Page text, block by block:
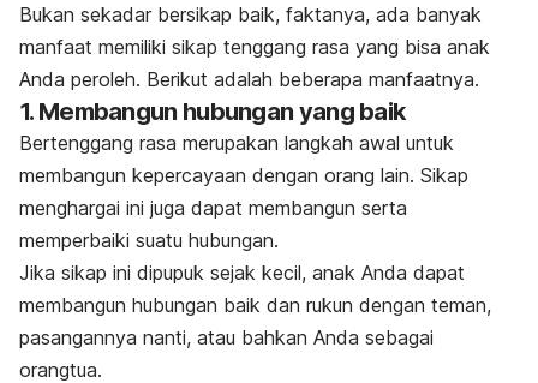
Bukan sekadar bersikap baik, faktanya, ada banyak
manfaat memiliki sikap tenggang rasa yang bisa anak
Anda peroleh. Berikut adalah beberapa manfaatnya.
1. Membangun hubungan yang baik
Bertenggang rasa merupakan langkah awal untuk
membangun kepercayaan dengan orang lain. Sikap
menghargai ini juga dapat membangun serta
memperbaiki suatu hubungan.
Jika sikap ini dipupuk sejak kecil, anak Anda dapat
membangun hubungan baik dan rukun dengan teman,
pasangannya nanti, atau bahkan Anda sebagai
orangtua.